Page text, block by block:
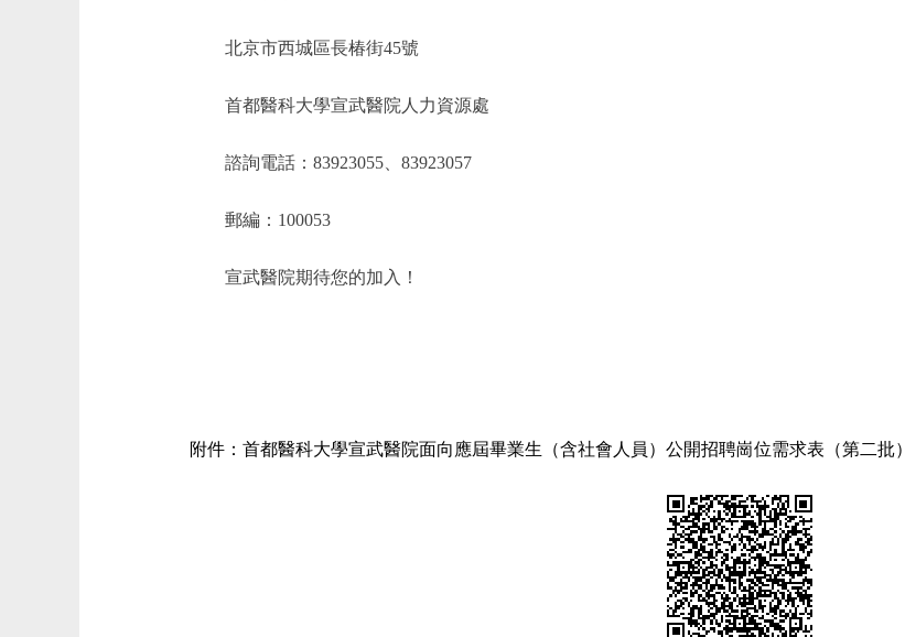
北京市西城區長椿街45號
首都醫科大學宣武醫院人力資源處
諮詢電話：83923055、83923057
郵編：100053
宣武醫院期待您的加入！
附件：首都醫科大學宣武醫院面向應屆畢業生（含社會人員）公開招聘崗位需求表（第二批）